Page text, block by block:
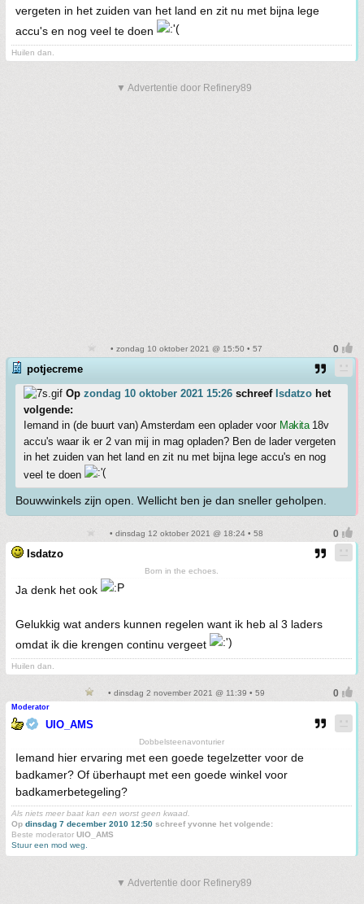
vergeten in het zuiden van het land en zit nu met bijna lege
accu's en nog veel te doen
Huilen dan.
▼ Advertentie door Refinery89
• zondag 10 oktober 2021 @ 15:50 • 57
potjecreme
Op zondag 10 oktober 2021 15:26 schreef Isdatzo het
volgende:
Iemand in (de buurt van) Amsterdam een oplader voor Makita18v
accu's waar ik er 2 van mij in mag opladen? Ben de lader vergeten
in het zuiden van het land en zit nu met bijna lege accu's en nog
veel te doen
Bouwwinkels zijn open. Wellicht ben je dan sneller geholpen.
• dinsdag 12 oktober 2021 @ 18:24 • 58
Isdatzo
Born in the echoes.
Ja denk het ook
Gelukkig wat anders kunnen regelen want ik heb al 3 laders
omdat ik die krengen continu vergeet
Huilen dan.
• dinsdag 2 november 2021 @ 11:39 • 59
Moderator
UIO_AMS
Dobbelsteenavonturier
Iemand hier ervaring met een goede tegelzetter voor de
badkamer? Of überhaupt met een goede winkel voor
badkamerbetegeling?
Als niets meer baat kan een worst geen kwaad.
Op dinsdag 7 december 2010 12:50 schreef yvonne het volgende:
Beste moderator UIO_AMS
Stuur een mod weg.
▼ Advertentie door Refinery89